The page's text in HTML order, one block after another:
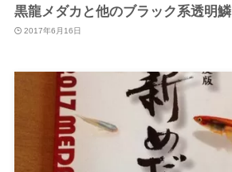
黒龍メダカと他のブラック系透明
2017年6月16日